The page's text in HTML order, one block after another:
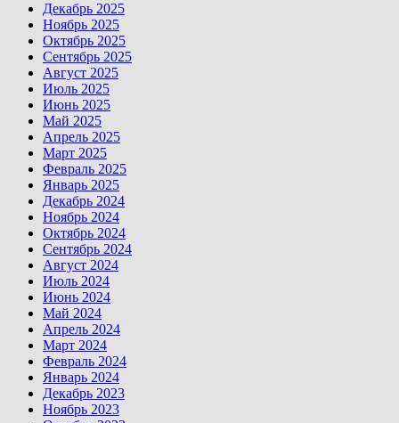
Декабрь 2025
Ноябрь 2025
Октябрь 2025
Сентябрь 2025
Август 2025
Июль 2025
Июнь 2025
Май 2025
Апрель 2025
Март 2025
Февраль 2025
Январь 2025
Декабрь 2024
Ноябрь 2024
Октябрь 2024
Сентябрь 2024
Август 2024
Июль 2024
Июнь 2024
Май 2024
Апрель 2024
Март 2024
Февраль 2024
Январь 2024
Декабрь 2023
Ноябрь 2023